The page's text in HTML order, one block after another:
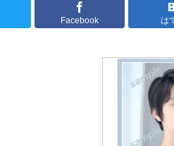
Facebook は